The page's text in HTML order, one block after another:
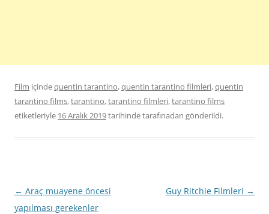
Film içindequentin tarantino,quentin tarantino filmleri,quentin
tarantino films,tarantino,tarantino filmleri,tarantino films
etiketleriyle 16 Aralık 2019tarihindetarafınadan gönderildi.
Yazı
dolaşımı
← Araç muayene öncesi
yapılması gerekenler
Guy Ritchie Filmleri →